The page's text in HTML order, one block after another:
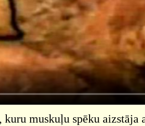
muskuļu spēku aizstāja